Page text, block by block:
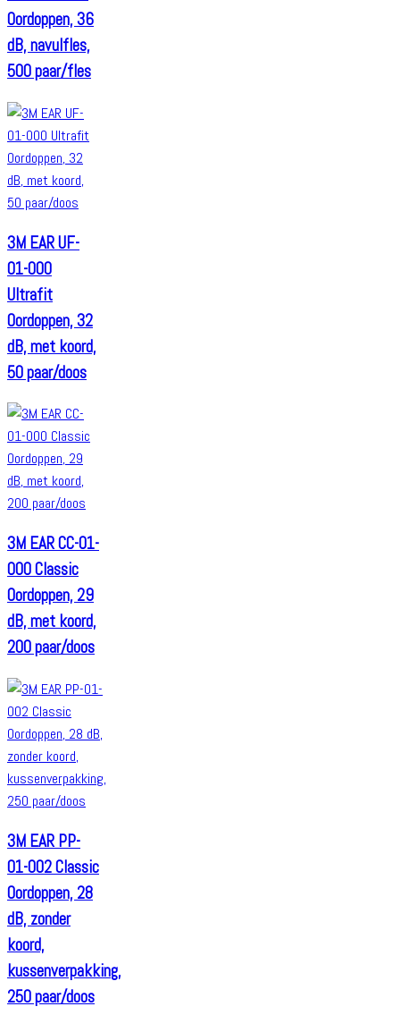
Oordoppen, 36
dB, navulfles,
500 paar/fles
3M EAR UF-
01-000
Ultrafit
Oordoppen, 32
dB, met koord,
50 paar/doos
3M EAR CC-01-
000 Classic
Oordoppen, 29
dB, met koord,
200 paar/doos
3M EAR PP-
01-002 Classic
Oordoppen, 28
dB, zonder
koord,
kussenverpakking,
250 paar/doos